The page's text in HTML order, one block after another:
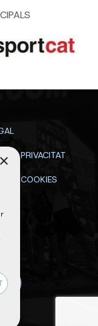
DE PRIVACITAT
DE COOKIES
×